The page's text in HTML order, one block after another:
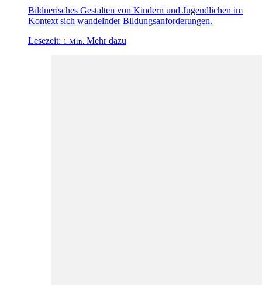
Bildnerisches Gestalten von Kindern und Jugendlichen im
Kontext sich wandelnder Bildungsanforderungen.
Lesezeit: 1 Min. Mehr dazu